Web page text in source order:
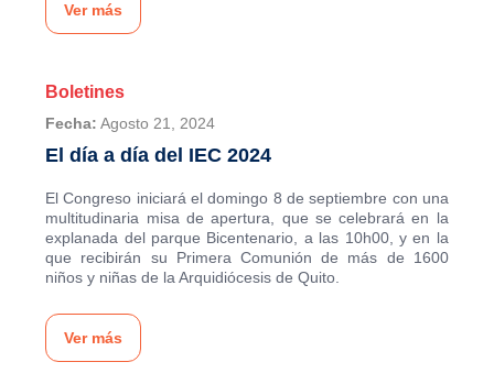
Ver más
Boletines
Fecha: Agosto 21, 2024
El día a día del IEC 2024
El Congreso iniciará el domingo 8 de septiembre con una
multitudinaria misa de apertura, que se celebrará en la
explanada del parque Bicentenario, a las 10h00, y en la
que recibirán su Primera Comunión de más de 1600
niños y niñas de la Arquidiócesis de Quito.
Ver más